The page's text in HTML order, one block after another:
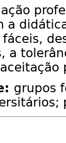
a
a
grupos